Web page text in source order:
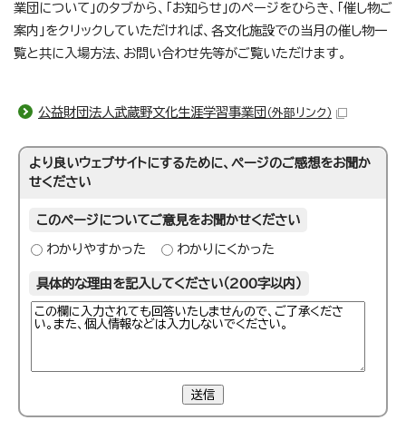
業団について」のタブから、「お知らせ」のページをひらき、「催し物ご
案内」をクリックしていただければ、各文化施設での当月の催し物一
覧と共に入場方法、お問い合わせ先等がご覧いただけます。
公益財団法人武蔵野文化生涯学習事業団 （外部リンク）
より良いウェブサイトにするために、ページのご感想をお聞か
せください
このページについてご意見をお聞かせください
わかりやすかった わかりにくかった
具体的な理由を記入してください（200字以内）
送信